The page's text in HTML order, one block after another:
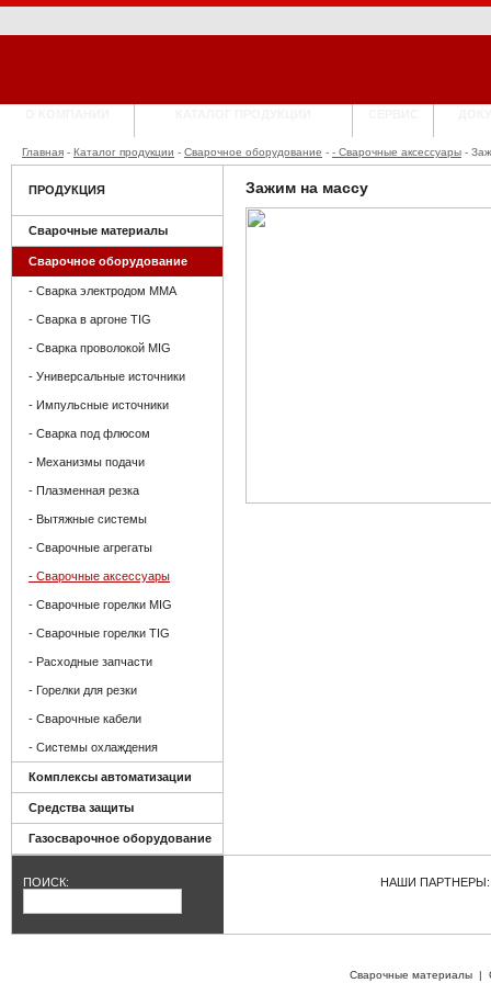
Главная - Каталог продукции - Сварочное оборудование - - Сварочные аксессуары -
ПРОДУКЦИЯ
Сварочные материалы
Сварочное оборудование
- Сварка электродом MMA
- Сварка в аргоне TIG
- Сварка проволокой MIG
- Универсальные источники
- Импульсные источники
- Сварка под флюсом
- Механизмы подачи
- Плазменная резка
- Вытяжные системы
- Сварочные агрегаты
- Сварочные аксессуары
- Сварочные горелки MIG
- Сварочные горелки TIG
- Расходные запчасти
- Горелки для резки
- Сварочные кабели
- Системы охлаждения
Комплексы автоматизации
Средства защиты
Газосварочное оборудование
Зажим на массу
ПОИСК: НАШИ ПАРТНЕРЫ:
Сварочные материалы |